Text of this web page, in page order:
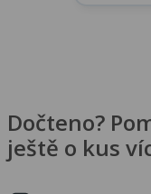
Dočteno?
ještě o kus